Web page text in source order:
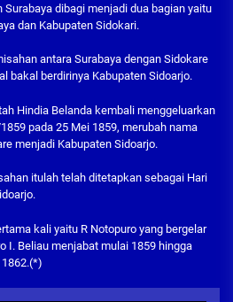
Surabaya dibagi menjadi dua bagian yaitu
dan Kabupaten Sidokari.
antara Surabaya dengan Sidokare
bakal berdirinya Kabupaten Sidoarjo.
Hindia Belanda kembali menggeluarkan
pada 25 Mei 1859, merubah nama
menjadi Kabupaten Sidoarjo.
itulah telah ditetapkan sebagai Hari
kali yaitu R Notopuro yang bergelar
I. Beliau menjabat mulai 1859 hingga